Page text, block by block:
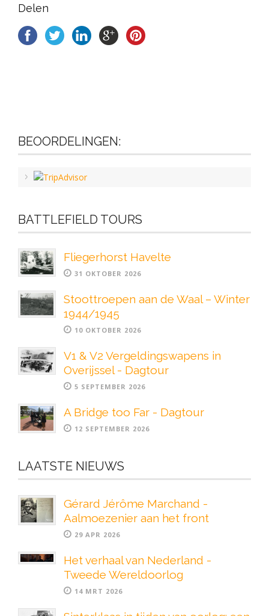
Delen
BEOORDELINGEN:
BATTLEFIELD TOURS
Fliegerhorst Havelte
31 OKTOBER 2026
Stoottroepen aan de Waal – Winter
1944/1945
10 OKTOBER 2026
V1 & V2 Vergeldingswapens in
Overijssel - Dagtour
5 SEPTEMBER 2026
A Bridge too Far - Dagtour
12 SEPTEMBER 2026
LAATSTE NIEUWS
Gérard Jérôme Marchand -
Aalmoezenier aan het front
29 APR 2026
Het verhaal van Nederland -
Tweede Wereldoorlog
14 MRT 2026